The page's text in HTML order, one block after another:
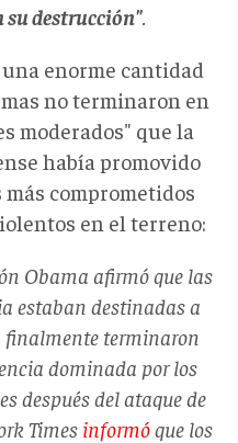
su destrucción"
enorme cantidad
no terminaron en
moderados" que la
había promovido
comprometidos
en el terreno:
Obama afirmó que las
estaban destinadas a
finalmente terminaron
dominada por los
después del ataque de
Times informóque los